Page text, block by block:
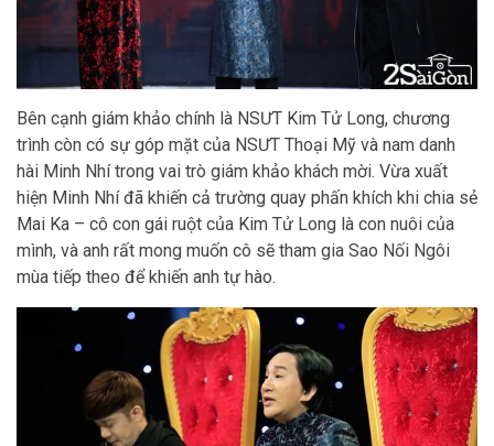
Bên cạnh giám khảo chính là NSƯT Kim Tử Long, chương
trình còn có sự góp mặt của NSƯT Thoại Mỹ và nam danh
hài Minh Nhí trong vai trò giám khảo khách mời. Vừa xuất
hiện Minh Nhí đã khiến cả trường quay phấn khích khi chia sẻ
Mai Ka – cô con gái ruột của Kim Tử Long là con nuôi của
mình, và anh rất mong muốn cô sẽ tham gia Sao Nối Ngôi
mùa tiếp theo để khiến anh tự hào.